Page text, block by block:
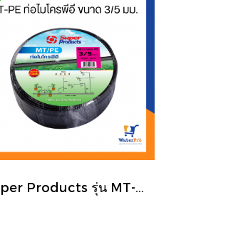
Super Products รุ่น MT-PE ท่อไมโครพีอี ขนาด 3/5 มม.